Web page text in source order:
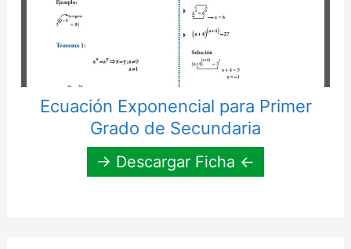
Ecuación Exponencial para Primer
Grado de Secundaria
→ Descargar Ficha ←